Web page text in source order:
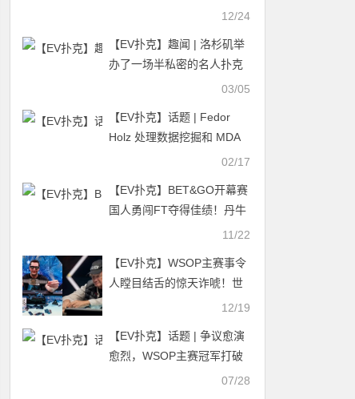
Rheem, Lichtenberger处于
12/24
【EV扑克】趣闻 | 洛杉矶举
办了一场半私密的名人扑克
03/05
【EV扑克】话题 | Fedor
Holz 处理数据挖掘和 MDA
02/17
【EV扑克】BET&GO开幕赛
国人勇闯FT夺得佳绩！丹牛
表示：边打牌边看球就是爽
11/22
【EV扑克】WSOP主赛事令
人瞠目结舌的惊天诈唬！世
界第一弃掉三条K引发全网群
12/19
【EV扑克】话题 | 争议愈演
愈烈，WSOP主赛冠军打破
07/28